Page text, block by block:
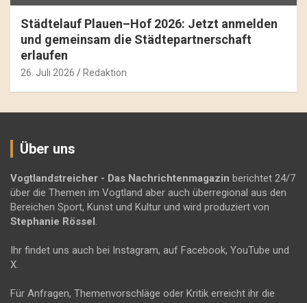
Städtelauf Plauen–Hof 2026: Jetzt anmelden
und gemeinsam die Städtepartnerschaft
erlaufen
26. Juli 2026 Redaktion
Über uns
Vogtlandstreicher - Das Nachrichtenmagazin berichtet 24/7
über die Themen im Vogtland aber auch überregional aus den
Bereichen Sport, Kunst und Kultur und wird produziert von
Stephanie Rössel .
Ihr findet uns auch bei Instagram, auf Facebook, YouTube und
X.
Für Anfragen, Themenvorschläge oder Kritik erreicht ihr die